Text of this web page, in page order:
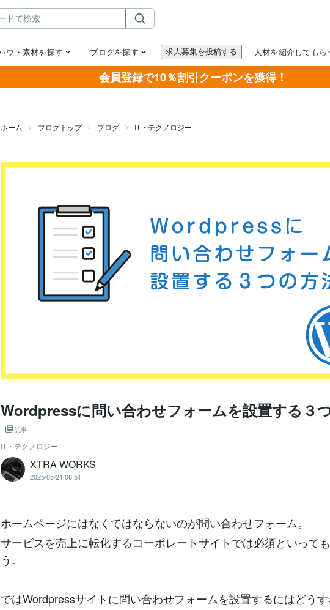
会員登録で10％割引クーポンを獲得！
ホーム ブログトップ ブログ IT・テクノロジー
Wordpressに問い合わせフォームを設置する３
記事
IT・テクノロジー
XTRA WORKS
2025/05/21 06:51
ホームページにはなくてはならないのが問い合わせフォーム。
サービスを売上に転化するコーポレートサイトでは必須といって
う。
ではWordpressサイトに問い合わせフォームを設置するにはどう